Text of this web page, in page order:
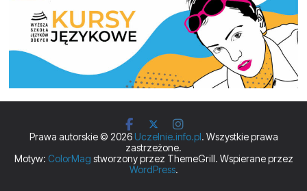
Prawa autorskie © 2026 Uczelnie.info.pl. Wszystkie prawa
zastrzeżone.
Motyw: ColorMag stworzony przez ThemeGrill. Wspierane przez
WordPress.